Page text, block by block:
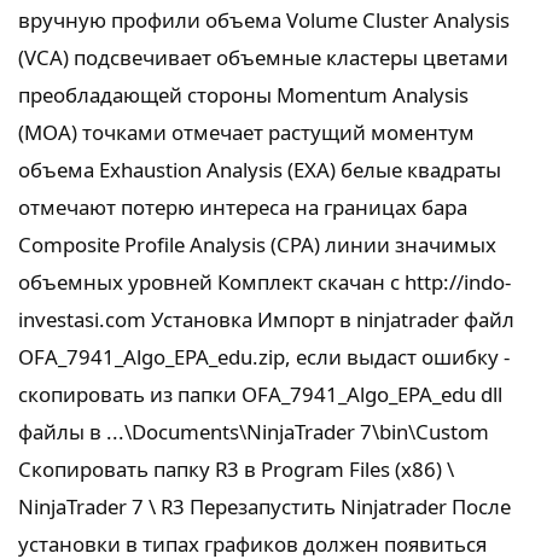
вручную профили объема Volume Cluster Analysis
(VCA) подсвечивает объемные кластеры цветами
преобладающей стороны Momentum Analysis
(MOA) точками отмечает растущий моментум
объема Exhaustion Analysis (EXA) белые квадраты
отмечают потерю интереса на границах бара
Composite Profile Analysis (CPA) линии значимых
объемных уровней Комплект скачан с http://indo-
investasi.com Установка Импорт в ninjatrader файл
OFA_7941_Algo_EPA_edu.zip, если выдаст ошибку -
скопировать из папки OFA_7941_Algo_EPA_edu dll
файлы в ...\Documents\NinjaTrader 7\bin\Custom
Скопировать папку R3 в Program Files (x86) \
NinjaTrader 7 \ R3 Перезапустить Ninjatrader После
установки в типах графиков должен появиться